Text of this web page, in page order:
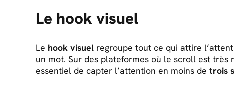
Le hook visuel
Le hook visuelregroupe tout ce qui attire
un mot. Sur des plateformes où le scroll est très
essentiel de capter l’attention en moins de trois